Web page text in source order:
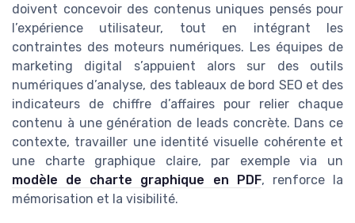
doivent concevoir des contenus uniques pensés pour
l’expérience utilisateur, tout en intégrant les
contraintes des moteurs numériques. Les équipes de
marketing digital s’appuient alors sur des outils
numériques d’analyse, des tableaux de bord SEO et des
indicateurs de chiffre d’affaires pour relier chaque
contenu à une génération de leads concrète. Dans ce
contexte, travailler une identité visuelle cohérente et
une charte graphique claire, par exemple via un
modèle de charte graphique en PDF, renforce la
mémorisation et la visibilité.